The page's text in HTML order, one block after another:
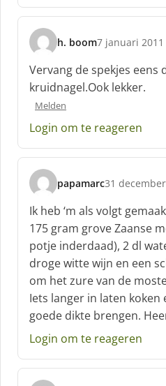
h. boom
s
c
h
r
e
:
7 januari
Vervang de spekjes
kruidnagel.Ook lekker.
Melden
Login om te reageren
papamarc
s
c
h
r
e
e
f
:
31
Ik heb ‘m als volgt
175 gram grove Zaanse
potje inderdaad), 2 dl
droge witte wijn en een
om het zure van de
Iets langer in laten koken
goede dikte brengen.
Login om te reageren